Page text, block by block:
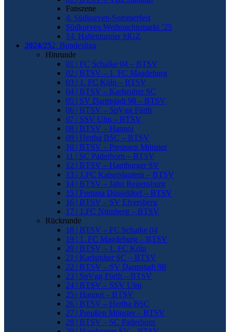
Fanszene
4. Südkurven-Sommerfest
Südkurven Weihnachtsmarkt ’25
14. Hallenturnier fdGZ
2024/252. Bundesliga
Hinrunde
01 | FC Schalke 04 – BTSV
02 | BTSV – 1. FC Magdeburg
03 | 1. FC Köln – BTSV
04 | BTSV – Karlsruher SC
05 | SV Darmstadt 98 – BTSV
06 | BTSV – SpVgg Fürth
07 | SSV Ulm – BTSV
08 | BTSV – Hannoi
09 | Hertha BSC – BTSV
10 | BTSV – Preussen Münster
11 | SC Paderborn – BTSV
12 | BTSV – Hamburger SV
13 | 1.FC Kaiserslautern – BTSV
14 | BTSV – Jahn Regensburg
15 | Fortuna Düsseldorf – BTSV
16 | BTSV – SV Elversberg
17 | 1.FC Nürnberg – BTSV
Rückrunde
18 | BTSV – FC Schalke 04
19 | 1. FC Magdeburg – BTSV
20 | BTSV – 1. FC Köln
21 | Karlsruher SC – BTSV
22 | BTSV – SV Darmstadt 98
23 | SpVgg Fürth – BTSV
24 | BTSV – SSV Ulm
25 | Hannoi – BTSV
26 | BTSV – Hertha BSC
27 | Preußen Münster – BTSV
28 | BTSV – SC Paderborn